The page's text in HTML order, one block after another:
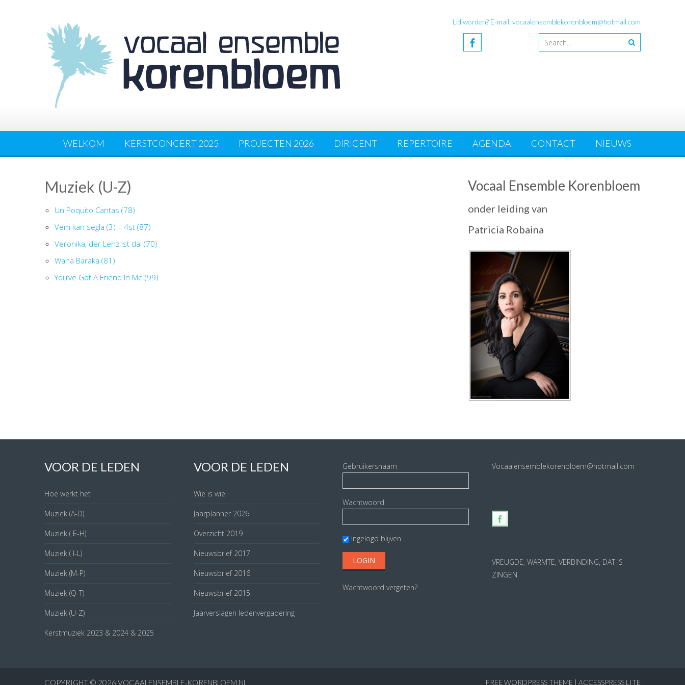
Lid worden? E-mail: vocaalensemblekorenbloem@hotmail.com
WELKOM KERSTCONCERT 2025 PROJECTEN 2026 DIRIGENT REPERTOIRE AGENDA CONTACT NIEUWS
Muziek (U-Z)
Un Poquito Cantas (78)
Vem kan segla (3) – 4st (87)
Veronika, der Lenz ist dal (70)
Wana Baraka (81)
You’ve Got A Friend In Me (99)
Vocaal Ensemble Korenbloem
onder leiding van
Patricia Robaina
VOOR DE LEDEN
Hoe werkt het
Muziek (A-D)
Muziek ( E-H)
Muziek ( I-L)
Muziek (M-P)
Muziek (Q-T)
Muziek (U-Z)
Kerstmuziek 2023 & 2024 & 2025
VOOR DE LEDEN
Wie is wie
Jaarplanner 2026
Overzicht 2019
Nieuwsbrief 2017
Nieuwsbrief 2016
Nieuwsbrief 2015
Jaarverslagen ledenvergadering
Gebruikersnaam
Wachtwoord
Ingelogd blijven
Wachtwoord vergeten?
Vocaalensemblekorenbloem@hotmail.com
VREUGDE, WARMTE, VERBINDING, DAT IS
ZINGEN
FREE WORDPRESS THEME | ACCESSPRESS LITE
COPYRIGHT © 2026 VOCAALENSEMBLE-KORENBLOEM.NL